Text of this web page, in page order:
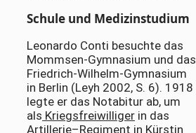
Schule und Medizinstudium
Leonardo Conti besuchte das
Mommsen-Gymnasium und das
Friedrich-Wilhelm-Gymnasium
in Berlin (Leyh 2002, S. 6). 1918
legte er das Notabitur ab, um
als Kriegsfreiwilliger in das
Artillerie–Regiment in Kürstin